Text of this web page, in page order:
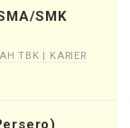
SMK
TBK | KARIER